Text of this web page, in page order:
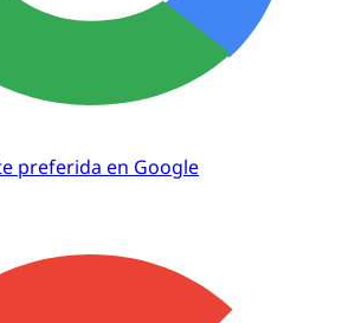
preferida en Google